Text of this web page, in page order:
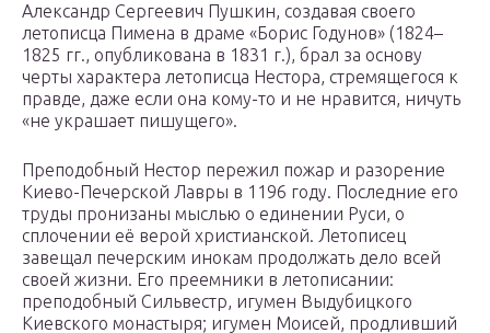
Александр Сергеевич Пушкин, создавая своего
летописца Пимена в драме «Борис Годунов» (1824–
1825 гг., опубликована в 1831 г.), брал за основу
черты характера летописца Нестора, стремящегося к
правде, даже если она кому-то и не нравится, ничуть
«не украшает пишущего».
Преподобный Нестор пережил пожар и разорение
Киево-Печерской Лавры в 1196 году. Последние его
труды пронизаны мыслью о единении Руси, о
сплочении её верой христианской. Летописец
завещал печерским инокам продолжать дело всей
своей жизни. Его преемники в летописании:
преподобный Сильвестр, игумен Выдубицкого
Киевского монастыря; игумен Моисей, продливший